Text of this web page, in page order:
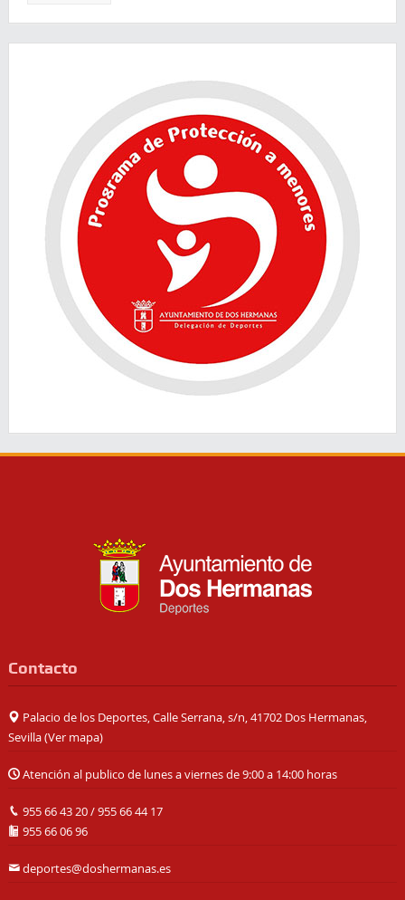
Contacto
Palacio de los Deportes, Calle Serrana, s/n, 41702 Dos Hermanas,
Sevilla (Ver mapa)
Atención al publico de lunes a viernes de 9:00 a 14:00 horas
955 66 43 20/955 66 44 17
955 66 06 96
deportes@doshermanas.es